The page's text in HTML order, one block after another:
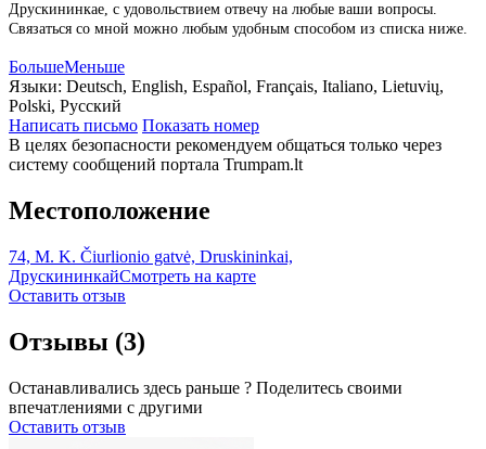
Друскининкае, с удовольствием отвечу на любые ваши вопросы.
Связаться со мной можно любым удобным способом из списка ниже.
БольшеМеньше
Языки: Deutsch, English, Español, Français, Italiano, Lietuvių,
Polski, Русский
Написать письмо Показать номер
В целях безопасности рекомендуем общаться только через
систему сообщений портала Trumpam.lt
Местоположение
74, M. K. Čiurlionio gatvė, Druskininkai,
ДрускининкайСмотреть на карте
Оставить отзыв
Отзывы (3)
Останавливались здесь раньше ? Поделитесь своими
впечатлениями с другими
Оставить отзыв